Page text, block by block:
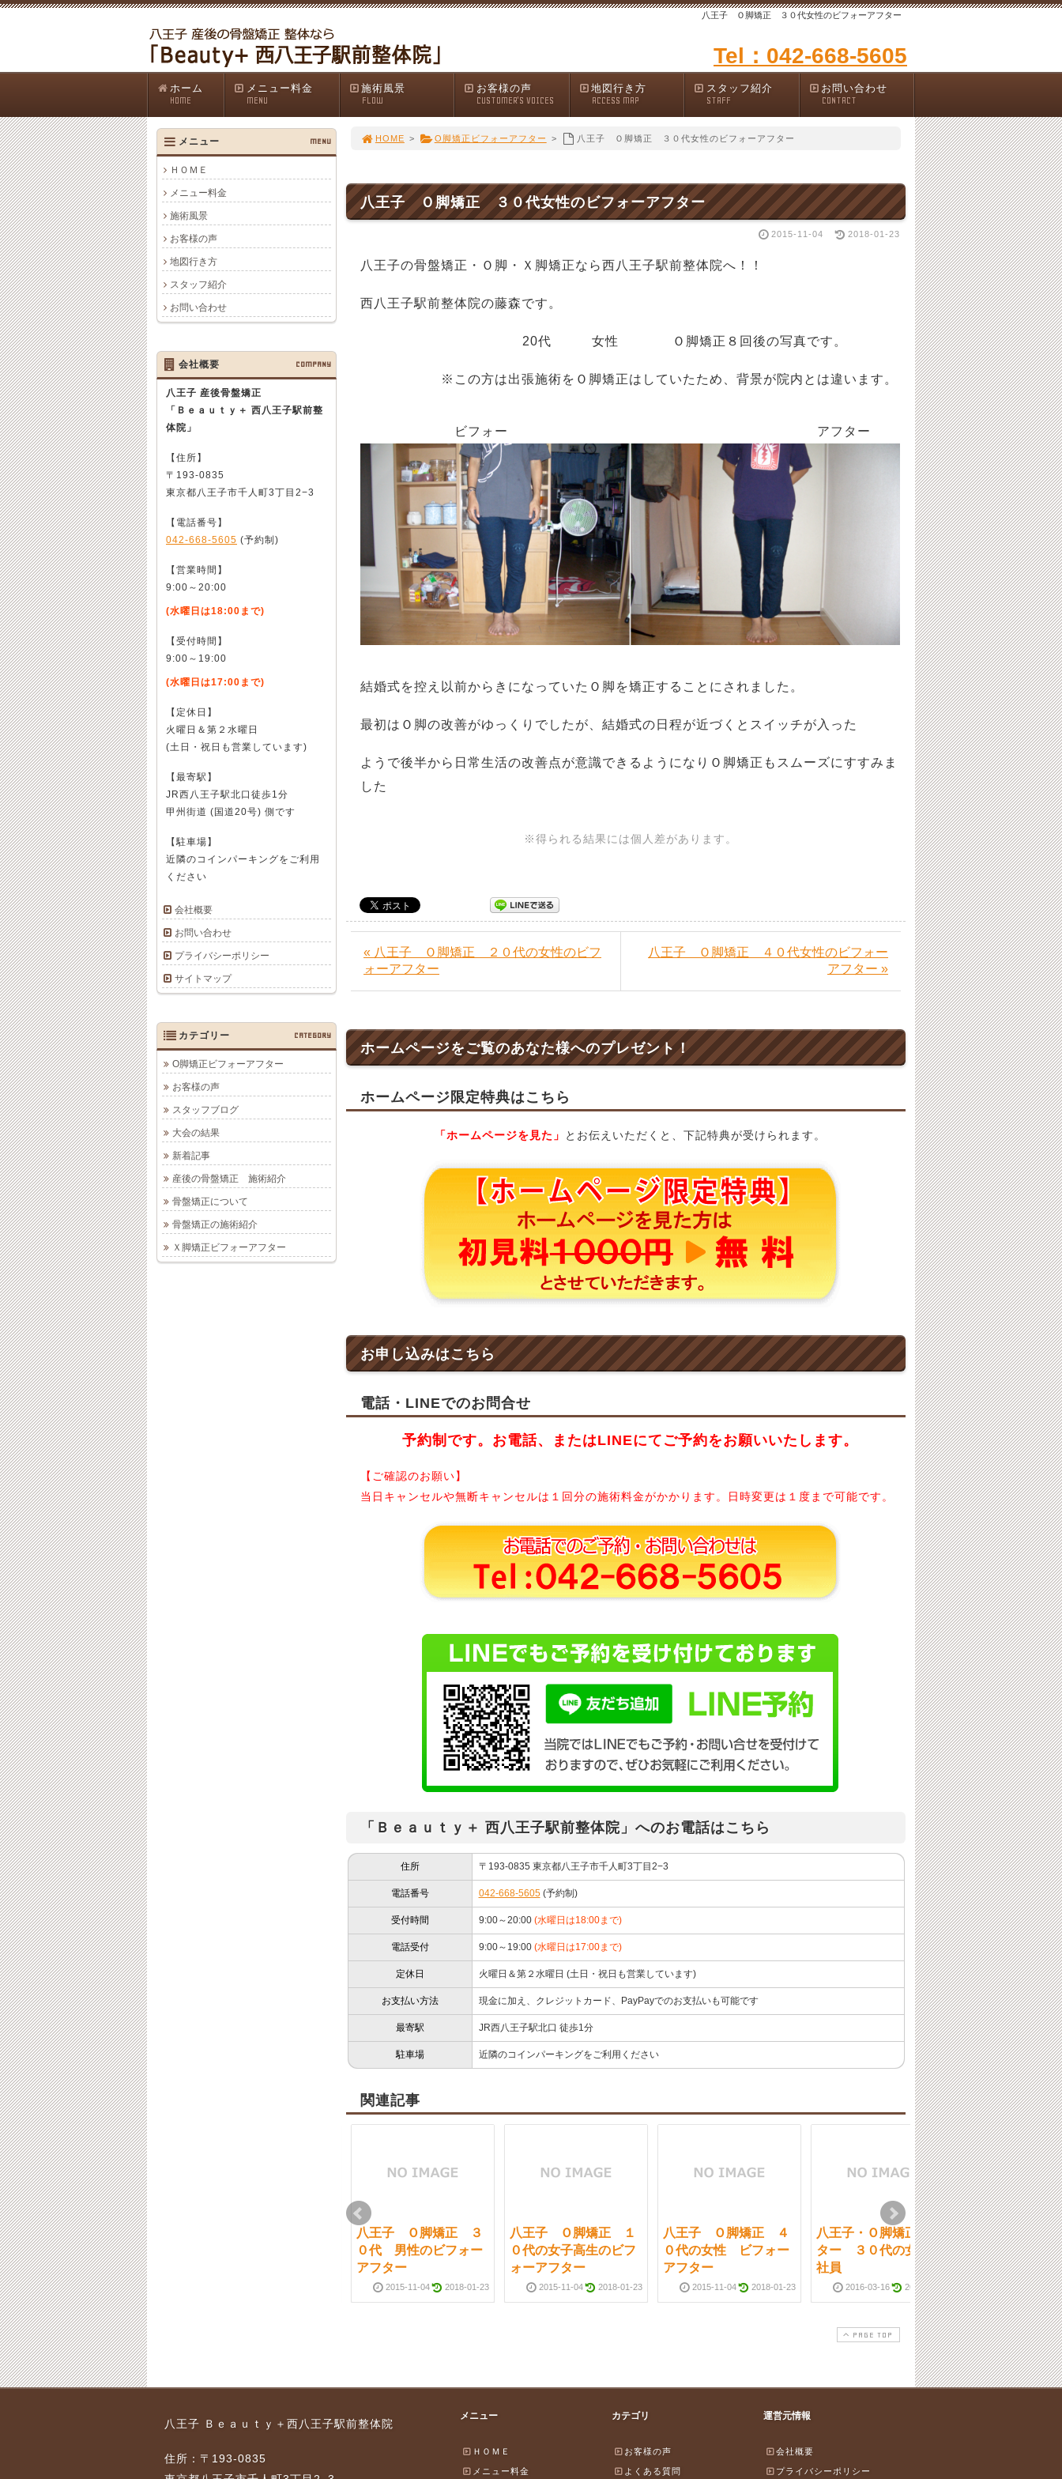
八王子 Ｏ脚矯正 ３０代女性のビフォーアフター
Tel：042-668-5605
ホーム
HOME
メニュー料金
MENU
施術風景
FLOW
お客様の声
CUSTOMER'S VOICES
地図行き方
ACCESS MAP
スタッフ紹介
STAFF
お問い合わせ
CONTACT
HOME > O脚矯正ビフォーアフター > 八王子 Ｏ脚矯正 ３０代女性のビフォーアフター
八王子 Ｏ脚矯正 ３０代女性のビフォーアフター
2015-11-04 2018-01-23
八王子の骨盤矯正・Ｏ脚・Ｘ脚矯正なら西八王子駅前整体院へ！！
西八王子駅前整体院の藤森です。
20代 女性 Ｏ脚矯正８回後の写真です。
※この方は出張施術をＯ脚矯正はしていたため、背景が院内とは違います。
ビフォー アフター
結婚式を控え以前からきになっていたＯ脚を矯正することにされました。
最初はＯ脚の改善がゆっくりでしたが、結婚式の日程が近づくとスイッチが入った
ようで後半から日常生活の改善点が意識できるようになりＯ脚矯正もスムーズにすすみま
した
※得られる結果には個人差があります。
« 八王子 Ｏ脚矯正 ２０代の女性のビフ
ォーアフター
八王子 Ｏ脚矯正 ４０代女性のビフォー
アフター »
ホームページをご覧のあなた様へのプレゼント！
ホームページ限定特典はこちら
「ホームページを見た」 とお伝えいただくと、下記特典が受けられます。
お申し込みはこちら
電話・LINEでのお問合せ
予約制です。お電話、またはLINEにてご予約をお願いいたします。
【ご確認のお願い】
当日キャンセルや無断キャンセルは１回分の施術料金がかかります。日時変更は１度まで可能です。
「Ｂｅａｕｔｙ＋ 西八王子駅前整体院」へのお電話はこちら
住所 〒193-0835 東京都八王子市千人町3丁目2−3
電話番号 042-668-5605(予約制)
受付時間 9:00～20:00 (水曜日は18:00まで)
電話受付 9:00～19:00 (水曜日は17:00まで)
定休日 火曜日＆第２水曜日 (土日・祝日も営業しています)
お支払い方法 現金に加え、クレジットカード、PayPayでのお支払いも可能です
最寄駅 JR西八王子駅北口 徒歩1分
駐車場 近隣のコインパーキングをご利用ください
関連記事
３
ア
01-23
八王子 Ｏ脚矯正 20
代の女性 ビフォー
アフター
2015-11-02 2018-01-23
八王子 Ｏ脚矯正 ３
０代 男性のビフォー
アフター
2015-11-04 2018-01-23
八王子 Ｏ脚矯正 １
０代の女子高生のビフ
ォーアフター
2015-11-04 2018-01-23
八王子 Ｏ脚矯正 ４
０代の女性 ビフォー
アフター
2015-11-04 2018-01-23
八王子・Ｏ脚矯正モニ
ター ３０代の女性会
社員
2016-03-16 2018-01-23
八王子 Ｏ脚矯
ター ２０代大
2016-03-16
ター ３０代の女性会
2018-01-23
ター ２０代大学生
PAGE TOP
メニュー MENU
ＨＯＭＥ
メニュー料金
施術風景
お客様の声
地図行き方
スタッフ紹介
お問い合わせ
会社概要 COMPANY
八王子 産後骨盤矯正
「Ｂｅａｕｔｙ＋ 西八王子駅前整
体院」
【住所】
〒193-0835
東京都八王子市千人町3丁目2−3
【電話番号】
042-668-5605 (予約制)
【営業時間】
9:00～20:00
(水曜日は18:00まで)
【受付時間】
9:00～19:00
(水曜日は17:00まで)
【定休日】
火曜日＆第２水曜日
(土日・祝日も営業しています)
【最寄駅】
JR西八王子駅北口徒歩1分
甲州街道 (国道20号) 側です
【駐車場】
近隣のコインパーキングをご利用
ください
会社概要
お問い合わせ
プライバシーポリシー
サイトマップ
カテゴリー CATEGORY
O脚矯正ビフォーアフター
お客様の声
スタッフブログ
大会の結果
新着記事
産後の骨盤矯正 施術紹介
骨盤矯正について
骨盤矯正の施術紹介
Ｘ脚矯正ビフォーアフター
八王子 Ｂｅａｕｔｙ＋西八王子駅前整体院
住所：〒193-0835
メニュー
ＨＯＭＥ
メニュー料金
カテゴリ
お客様の声
よくある質問
運営元情報
会社概要
プライバシーポリシー